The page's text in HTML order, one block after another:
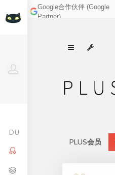
DU
Google合作伙伴 (Google
Partner)
PLUS会员